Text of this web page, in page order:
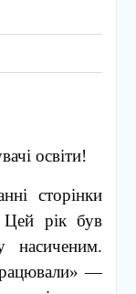
освіти!
сторінки
Цей рік був
насиченим.
—